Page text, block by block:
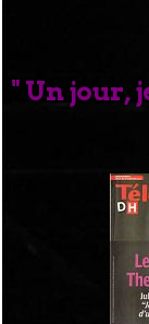
" Un jour,